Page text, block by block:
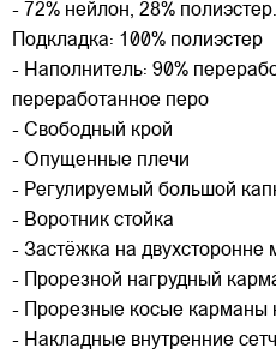
- 72% нейлон, 28%
Подкладка: 100% полиэстер
- Наполнитель: 90%
переработанное перо
- Свободный крой
- Опущенные плечи
- Регулируемый большой
- Воротник стойка
- Застёжка на двухсторонне
- Прорезной нагрудный
- Прорезные косые карманы
- Накладные внутренние